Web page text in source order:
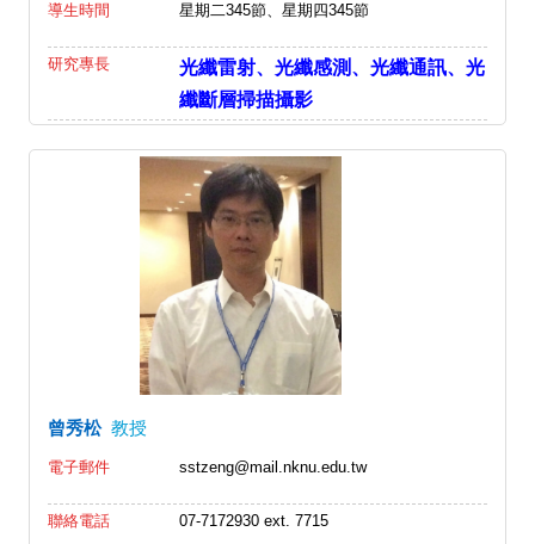
導生時間 星期二345節、星期四345節
研究專長
光纖雷射、光纖感測、光纖通訊、光
纖斷層掃描攝影
曾秀松 教授
電子郵件 sstzeng@mail.nknu.edu.tw
聯絡電話 07-7172930 ext. 7715